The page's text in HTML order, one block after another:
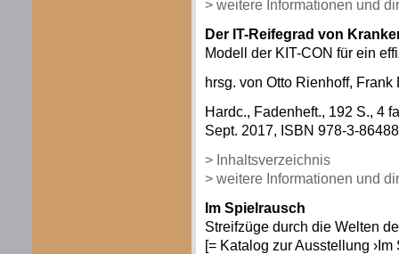
> weitere Informationen und
Der IT-Reifegrad von
Modell der KIT-CON für ein
hrsg. von Otto Rienhoff,
Hardc., Fadenheft., 192 S., 4
Sept. 2017, ISBN 978-3-
> Inhaltsverzeichnis
> weitere Informationen und
Im Spielrausch
Streifzüge durch die Welten
[= Katalog zur Ausstellung